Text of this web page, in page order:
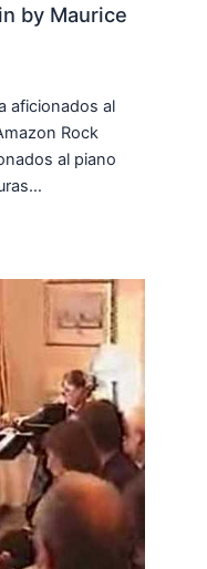
by Maurice
aficionados al
Rock
al piano